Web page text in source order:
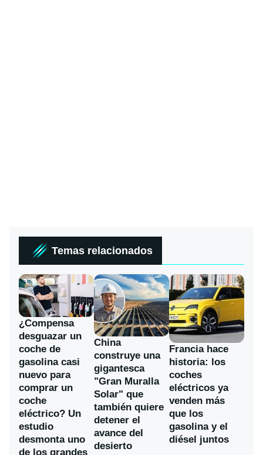
Temas relacionados
¿Compensa
desguazar un
coche de
gasolina casi
nuevo para
comprar un
coche
eléctrico? Un
estudio
desmonta uno
de los grandes
China
construye una
gigantesca
"Gran Muralla
Solar" que
también quiere
detener el
avance del
desierto
Francia hace
historia: los
coches
eléctricos ya
venden más
que los
gasolina y el
diésel juntos